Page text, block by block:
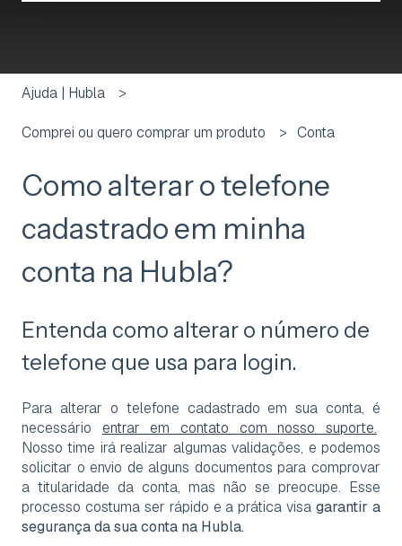
Ajuda | Hubla
Comprei ou quero comprar um produto Conta
Como alterar o telefone
cadastrado em minha
conta na Hubla?
Entenda como alterar o número de
telefone que usa para login.
Para alterar o telefone cadastrado em sua conta, é
necessário entrar em contato com nosso suporte.
Nosso time irá realizar algumas validações, e podemos
solicitar o envio de alguns documentos para comprovar
a titularidade da conta, mas não se preocupe. Esse
processo costuma ser rápido e a prática visa garantir a
segurança da sua conta na Hubla.